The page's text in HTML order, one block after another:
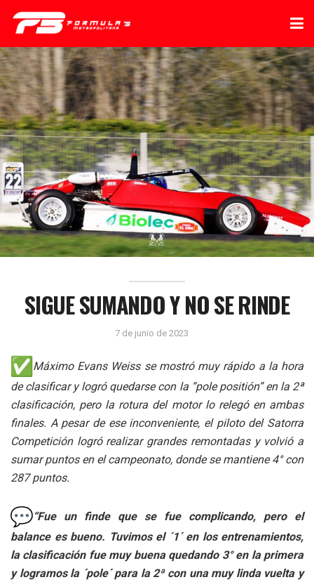
SIGUE SUMANDO Y NO SE RINDE
7 de junio de 2023
Máximo Evans Weiss se mostró muy rápido a la hora
de clasificar y logró quedarse con la “pole positión” en la 2ª
clasificación, pero la rotura del motor lo relegó en ambas
finales. A pesar de ese inconveniente, el piloto del Satorra
Competición logró realizar grandes remontadas y volvió a
sumar puntos en el campeonato, donde se mantiene 4° con
287 puntos.
“Fue un finde que se fue complicando, pero el
balance es bueno. Tuvimos el ´1´ en los entrenamientos,
la clasificación fue muy buena quedando 3° en la primera
y logramos la ´pole´ para la 2ª con una muy linda vuelta y